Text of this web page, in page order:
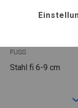
FUSS
Stahl fi 6-9 cm